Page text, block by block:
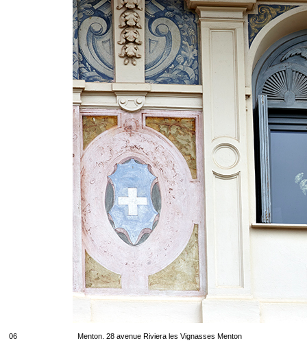
06 Menton. 28 avenue Riviera les Vignasses Menton